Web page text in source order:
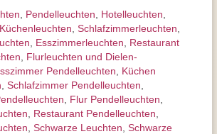
Pendel­leuchten Hotelleuchten
Küchenleuchten Schlafzimmer­leuchten
Esszimmer­­leuchten
Restaurant
Flurleuchten und Dielen-
Pendelleuchten
Küchen
Schlafzimmer Pendelleuchten
Flur Pendelleuchten
Restaurant Pendelleuchten
Schwarze Leuchten Schwarze